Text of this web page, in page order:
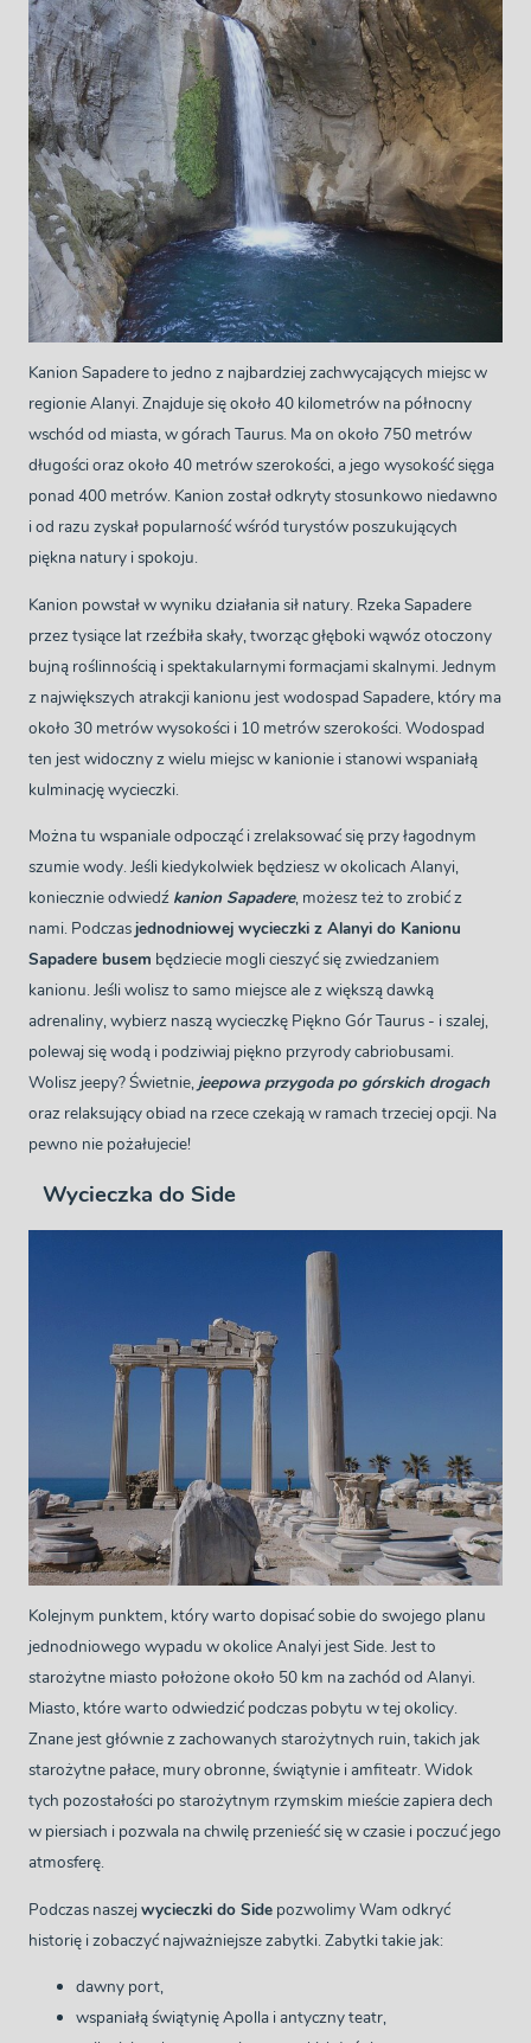
Kanion Sapadere to jedno z najbardziej zachwycających miejsc w
regionie Alanyi. Znajduje się około 40 kilometrów na północny
wschód od miasta, w górach Taurus. Ma on około 750 metrów
długości oraz około 40 metrów szerokości, a jego wysokość sięga
ponad 400 metrów. Kanion został odkryty stosunkowo niedawno
i od razu zyskał popularność wśród turystów poszukujących
piękna natury i spokoju.
Kanion powstał w wyniku działania sił natury. Rzeka Sapadere
przez tysiące lat rzeźbiła skały, tworząc głęboki wąwóz otoczony
bujną roślinnością i spektakularnymi formacjami skalnymi. Jednym
z największych atrakcji kanionu jest wodospad Sapadere, który ma
około 30 metrów wysokości i 10 metrów szerokości. Wodospad
ten jest widoczny z wielu miejsc w kanionie i stanowi wspaniałą
kulminację wycieczki.
Można tu wspaniale odpocząć i zrelaksować się przy łagodnym
szumie wody. Jeśli kiedykolwiek będziesz w okolicach Alanyi,
koniecznie odwiedź kanion Sapadere, możesz też to zrobić z
nami. Podczasjednodniowej wycieczki z Alanyi do Kanionu
Sapadere busem będziecie mogli cieszyć się zwiedzaniem
kanionu. Jeśli wolisz to samo miejsce ale z większą dawką
adrenaliny, wybierz naszą wycieczkę Piękno Gór Taurus - i szalej,
polewaj się wodą i podziwiaj piękno przyrody cabriobusami.
Wolisz jeepy? Świetnie,jeepowa przygoda po górskich drogach
oraz relaksujący obiad na rzece czekają w ramach trzeciej opcji. Na
pewno nie pożałujecie!
Wycieczka do Side
Kolejnym punktem, który warto dopisać sobie do swojego planu
jednodniowego wypadu w okolice Analyi jest Side. Jest to
starożytne miasto położone około 50 km na zachód od Alanyi.
Miasto, które warto odwiedzić podczas pobytu w tej okolicy.
Znane jest głównie z zachowanych starożytnych ruin, takich jak
starożytne pałace, mury obronne, świątynie i amfiteatr. Widok
tych pozostałości po starożytnym rzymskim mieście zapiera dech
w piersiach i pozwala na chwilę przenieść się w czasie i poczuć jego
atmosferę.
Podczas naszejwycieczki do Side pozwolimy Wam odkryć
historię i zobaczyć najważniejsze zabytki. Zabytki takie jak:
dawny port,
wspaniałą świątynię Apolla i antyczny teatr,